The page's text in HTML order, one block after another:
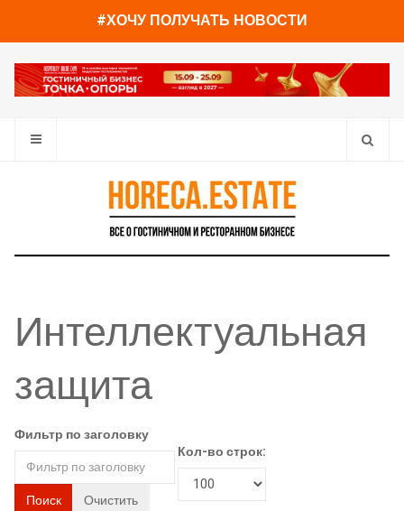
#ХОЧУ ПОЛУЧАТЬ НОВОСТИ
Интеллектуальная
защита
Фильтр по заголовку
Поиск Очистить
Кол-во строк: